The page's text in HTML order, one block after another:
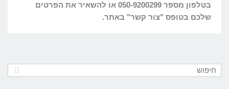
בטלפון מספר 050-9200299 או להשאיר את הפרטים
שלכם בטופס "צור קשר" באתר.